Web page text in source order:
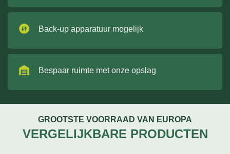
Back-up apparatuur mogelijk
Bespaar ruimte met onze opslag
GROOTSTE VOORRAAD VAN EUROPA
VERGELIJKBARE PRODUCTEN